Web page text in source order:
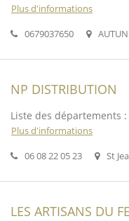
Plus d'informations
0679037650
NP DISTRIBUTION
Liste des départements :
Plus d'informations
06 08 22 05 23
St
LES ARTISANS DU